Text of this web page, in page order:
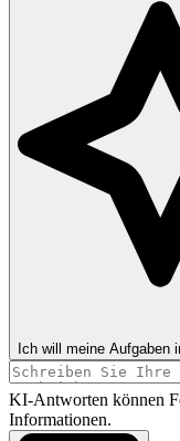
Ich will meine
KI-Antworten können
Informationen.